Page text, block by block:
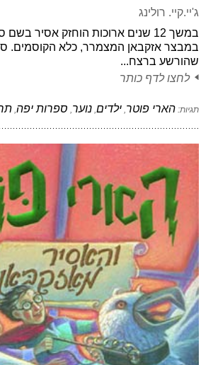
ג'יי.קיי. רולינג
במשך 12 שנים ארוכות הוחזק אסיר
במבצר אזקבאן המצמרר, כלא הקוסמים.
שהורשע ברצח...
לחצו לדף כותר
תגיות: הארי פוטר, ילדים, נוער, ספרות יפה,